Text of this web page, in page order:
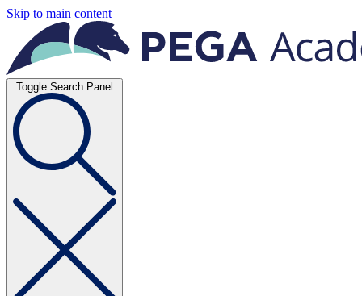
Skip to main content
Toggle Search Panel